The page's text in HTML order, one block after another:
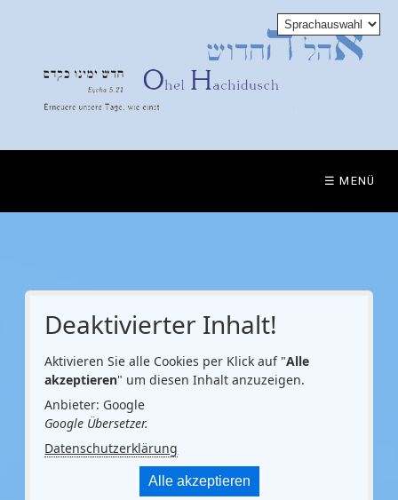
☰ MENÜ
Deaktivierter Inhalt!
Aktivieren Sie alle Cookies per Klick auf "Alle
akzeptieren" um diesen Inhalt anzuzeigen.
Anbieter: Google
Google Übersetzer.
Datenschutzerklärung
Alle akzeptieren